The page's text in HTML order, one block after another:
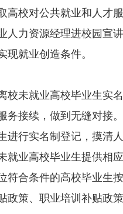
高校对公共就业和人才
人力资源经理进校园宣
现就业创造条件。
未就业高校毕业生实名
务接续，做到无缝对接
进行实名制登记，摸清
就业高校毕业生提供相
符合条件的高校毕业生
政策、职业培训补贴政